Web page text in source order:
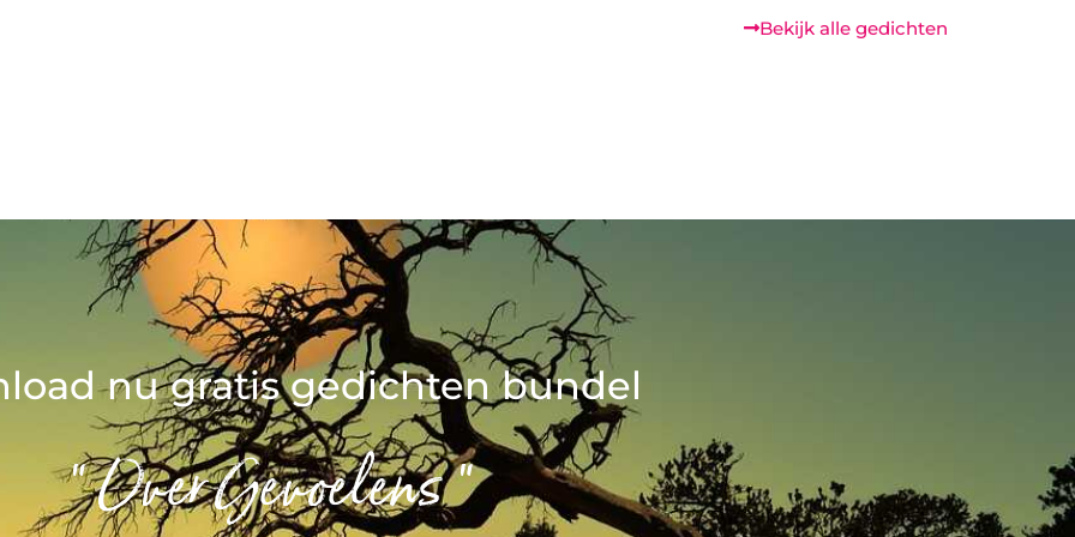
Bekijk alle gedichten
nu gratis gedichten bundel
" Over Gevoelens "